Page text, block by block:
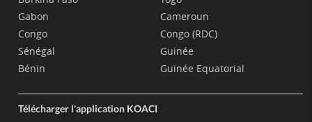
Gabon
Congo
Sénégal
Bénin
Cameroun
Congo (RDC)
Guinée
Guinée Equatorial
Télécharger l'application KOACI